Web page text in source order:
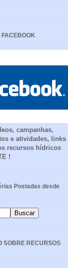
FACEBOOK
campanhas,
e atividades, links
recursos hídricos
!
Postadas desde
SOBRE RECURSOS